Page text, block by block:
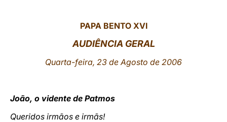
PAPA BENTO XVI
AUDIÊNCIA GERAL
Quarta-feira, 23 de Agosto de 2006
João, o vidente de Patmos
Queridos irmãos e irmãs!